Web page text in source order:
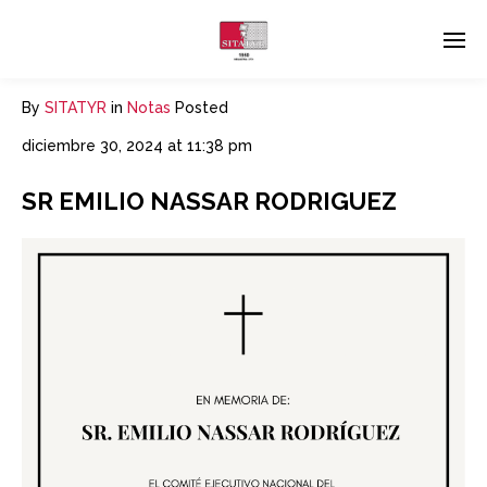
By SITATYR in Notas Posted
diciembre 30, 2024 at 11:38 pm
SR EMILIO NASSAR RODRIGUEZ